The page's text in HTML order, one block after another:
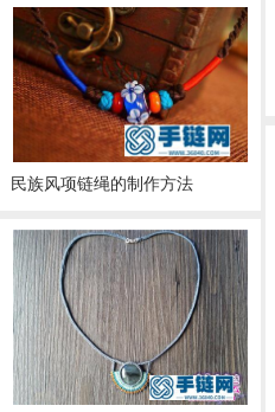
民族风项链绳的制作方法